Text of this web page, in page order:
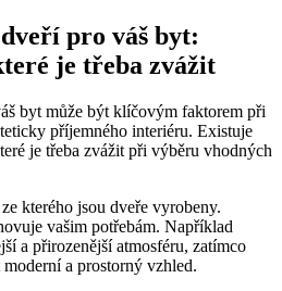
pro váš byt:
je třeba⁤ zvážit
byt může být klíčovým faktorem při
příjemného interiéru. Existuje
je třeba zvážit ⁢při ⁤výběru vhodných
kterého jsou dveře ⁢vyrobeny.
vašim potřebám. Například
a přirozenější‌ atmosféru, zatímco‌
a ‌prostorný ​vzhled.